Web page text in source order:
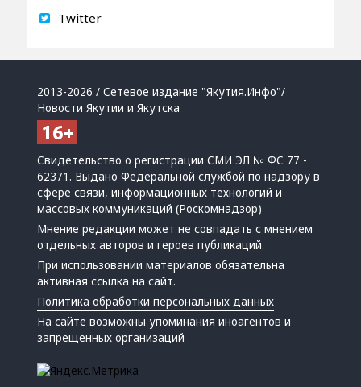
Twitter
2013-2026 / Сетевое издание "Якутия.Инфо"/
Новости Якутии и Якутска
Свидетельство о регистрации СМИ ЭЛ № ФС 77 -
62371. Выдано Федеральной службой по надзору в
сфере связи, информационных технологий и
массовых коммуникаций (Роскомнадзор)
Мнение редакции может не совпадать с мнением
отдельных авторов и героев публикаций.
При использовании материалов обязательна
активная ссылка на сайт.
Политика обработки персональных данных
На сайте возможны упоминанияиноагентов и
запрещенных организаций